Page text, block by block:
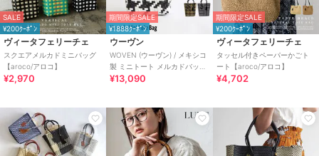
SALE
¥200ｸｰﾎﾟﾝ
ヴィータフェリーチェ
スクエアメルカドミニバッグ
【aroco/アロコ】
¥2,970
期間限定SALE
¥1888ｸｰﾎﾟﾝ
ウーヴン
WOVEN (ウーヴン) / メキシコ
製 ミニトート メルカドバッグ
かごバッグ ミニトートバッグ
¥13,090
期間限定SALE
¥200ｸｰﾎﾟﾝ
ヴィータフェリーチェ
タッセル付きペーパーかごト
ート【aroco/アロコ】
¥4,702